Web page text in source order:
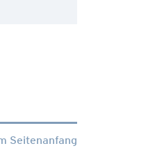
Seitenanfang